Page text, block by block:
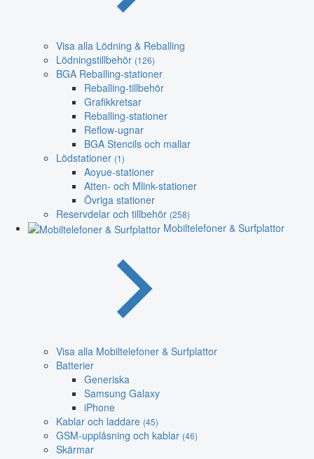
Visa alla Lödning & Reballing
Lödningstillbehör (126)
BGA Reballing-stationer
Reballing-tillbehör
Grafikkretsar
Reballing-stationer
Reflow-ugnar
BGA Stencils och mallar
Lödstationer (1)
Aoyue-stationer
Atten- och Mlink-stationer
Övriga stationer
Reservdelar och tillbehör (258)
Mobiltelefoner & Surfplattor
Visa alla Mobiltelefoner & Surfplattor
Batterier
Generiska
Samsung Galaxy
iPhone
Kablar och laddare (45)
GSM-upplåsning och kablar (46)
Skärmar